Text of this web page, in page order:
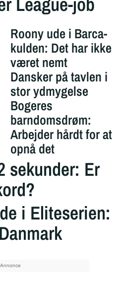
Roony ude i Barca-
kulden: Det har ikke
været nemt
Dansker på tavlen i
stor ydmygelse
Bogeres
barndomsdrøm:
Arbejder hårdt for at
opnå det
sekunder: Er
i Eliteserien: